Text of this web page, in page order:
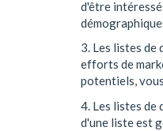
d'être
3. Les listes de
efforts de
potentiels,
4. Les listes de
d'une liste est